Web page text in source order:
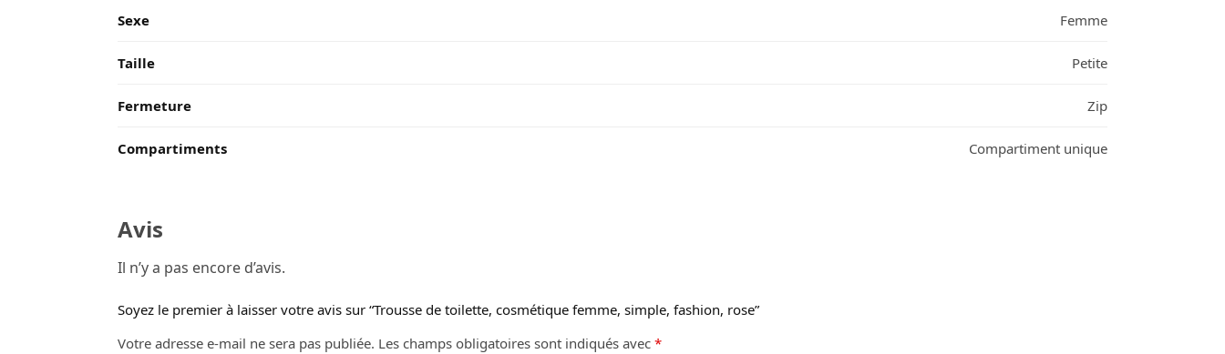
Sexe Femme
Taille Petite
Fermeture Zip
Compartiments Compartiment unique
Avis
Il n’y a pas encore d’avis.
Soyez le premier à laisser votre avis sur “Trousse de toilette, cosmétique femme, simple, fashion, rose”
Votre adresse e-mail ne sera pas publiée. Les champs obligatoires sont indiqués avec *